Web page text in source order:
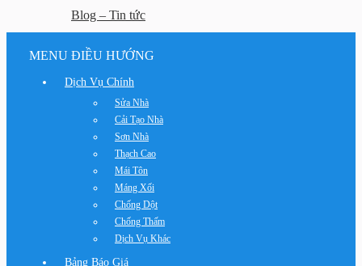
Blog – Tin tức
MENU ĐIỀU HƯỚNG
Dịch Vụ Chính
Sửa Nhà
Cải Tạo Nhà
Sơn Nhà
Thạch Cao
Mái Tôn
Máng Xối
Chống Dột
Chống Thấm
Dịch Vụ Khác
Bảng Báo Giá